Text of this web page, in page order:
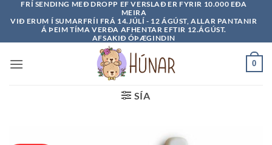
FRÍ SENDING MEÐ DROPP EF VERSLAÐ ER FYRIR 10.000 EÐA
MEIRA
VIÐ ERUM Í SUMARFRÍI FRÁ 14.JÚLÍ - 12 ÁGÚST, ALLAR PANTANIR
Á ÞEIM TÍMA VERÐA AFHENTAR EFTIR 12.ÁGÚST.
AFSAKIÐ ÓÞÆGINDIN
0
SÍA